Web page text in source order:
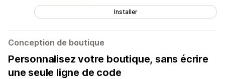
Installer
Conception de boutique
Personnalisez votre boutique, sans écrire
une seule ligne de code